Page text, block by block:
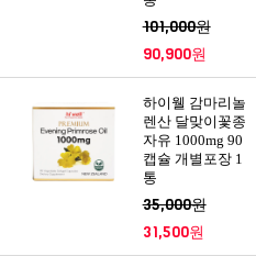
101,000원
90,900원
하이웰 감마리놀
렌산 달맞이꽃종
자유 1000mg 90
캡슐 개별포장 1
통
35,000원
31,500원